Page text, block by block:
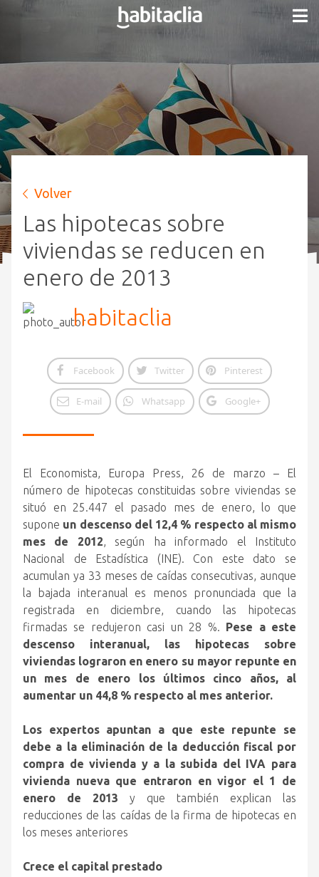
Volver
Las hipotecas sobre
viviendas se reducen en
enero de 2013
habitaclia
Facebook Twitter Pinterest
E-mail Whatsapp Google+
El Economista, Europa Press, 26 de marzo – El
número de hipotecas constituidas sobre viviendas se
situó en 25.447 el pasado mes de enero, lo que
supone un descenso del 12,4 % respecto al mismo
mes de 2012, según ha informado el Instituto
Nacional de Estadística (INE). Con este dato se
acumulan ya 33 meses de caídas consecutivas, aunque
la bajada interanual es menos pronunciada que la
registrada en diciembre, cuando las hipotecas
firmadas se redujeron casi un 28 %. Pese a este
descenso interanual, las hipotecas sobre
viviendas lograron en enero su mayor repunte en
un mes de enero los últimos cinco años, al
aumentar un 44,8 % respecto al mes anterior.
Los expertos apuntan a que este repunte se
debe a la eliminación de la deducción fiscal por
compra de vivienda y a la subida del IVA para
vivienda nueva que entraron en vigor el 1 de
enero de 2013 y que también explican las
reducciones de las caídas de la firma de hipotecas en
los meses anteriores
Crece el capital prestado